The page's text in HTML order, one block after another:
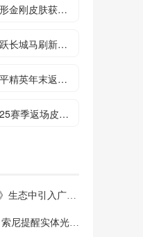
变形金刚皮肤获取方法
龙跃长城马刷新位置一览
和平精英年末返场时装大全
ss25赛季返场皮肤一览
索尼计划在《PlayStation》生态中引入广告，组建专业营销团队
PS5主机包装现警示贴纸 索尼提醒实体光盘生产将终止